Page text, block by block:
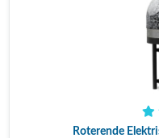
Roterende